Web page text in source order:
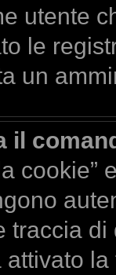
utente
le
un
il
traccia
attivato